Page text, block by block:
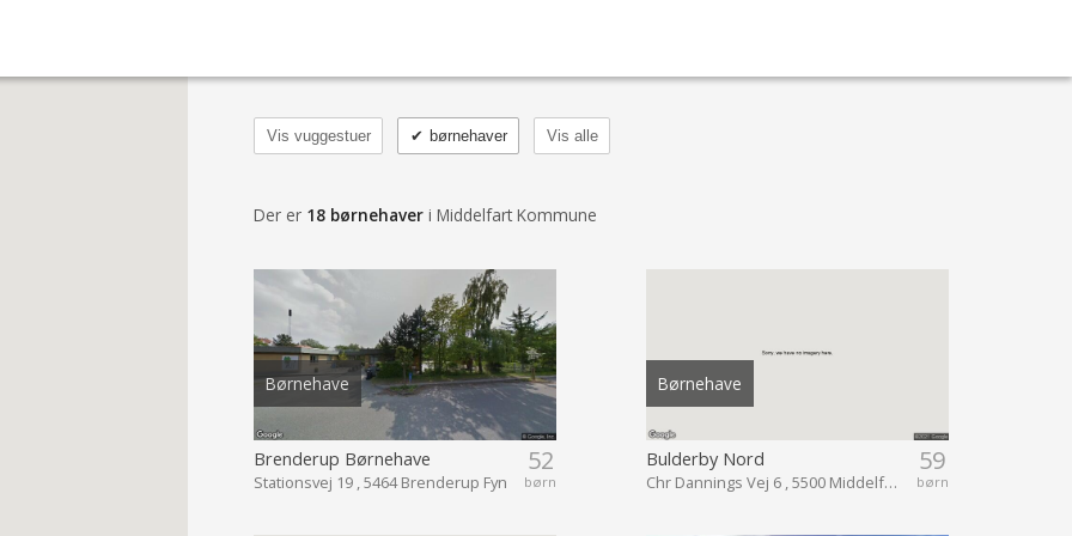
Vis vuggestuer børnehaver
✔ Vis alle
Der er 18 børnehaver i Middelfart Kommune
Børnehave
52
børn
Brenderup Børnehave
Stationsvej 19 , 5464 Brenderup Fyn
Børnehave
59
børn
Bulderby Nord
Chr Dannings Vej 6 , 5500 Middelfart